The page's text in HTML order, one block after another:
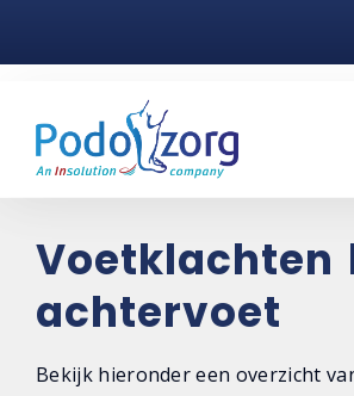
Voetklachten
Podotherapie
Praktijken
Over ons
Contact
Voetklachten
achtervoet
Bekijk hieronder een overzicht